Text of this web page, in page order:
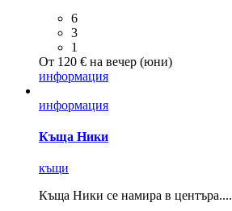
6
3
1
От 120 € на вечер (юни)
информация
информация
Къща Ники
къщи
Къща Ники се намира в центъра....